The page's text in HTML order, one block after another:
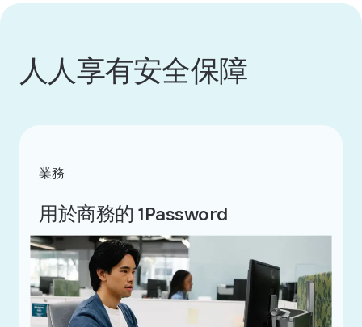
人人享有安全保障
業務
用於商務的 1Password